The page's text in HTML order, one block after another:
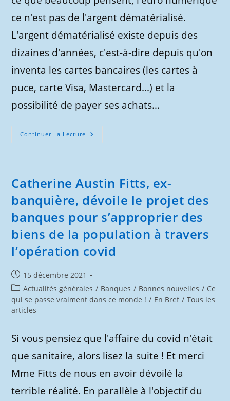
ce n'est pas de l'argent dématérialisé.
L'argent dématérialisé existe depuis des
dizaines d'années, c'est-à-dire depuis qu'on
inventa les cartes bancaires (les cartes à
puce, carte Visa, Mastercard...) et la
possibilité de payer ses achats…
Continuer La Lecture Qu’est-
Ce
Pourquoi
Il
Vos
Droits
De
Consommateur.
Catherine Austin Fitts, ex-
banquière, dévoile le projet des
banques pour s’approprier des
biens de la population à travers
l’opération covid
Publication
publiée :
15 décembre 2021
Post
category:
Actualités générales / Banques / Bonnes nouvelles / Ce
qui se passe vraiment dans ce monde ! / En Bref / Tous les
articles
Si vous pensiez que l'affaire du covid n'était
que sanitaire, alors lisez la suite ! Et merci
Mme Fitts de nous en avoir dévoilé la
terrible réalité. En parallèle à l'objectif du